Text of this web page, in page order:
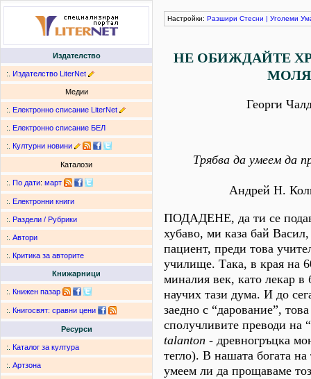
Издателство
:. Издателство LiterNet
Медии
:. Електронно списание LiterNet
:. Електронно списание БЕЛ
:. Културни новини
Каталози
:. По дати: март
:. Електронни книги
:. Раздели / Рубрики
:. Автори
:. Критика за авторите
Книжарници
:. Книжен пазар
:. Книгосвят: сравни цени
Ресурси
:. Каталог за култура
:. Артзона
Настройки: Разшири Стесни | Уголеми
НЕ ОБИЖДАЙТЕ
Георги
Трябва да умеем да
Андрей Н.
ПОДАДЕНЕ, да ти се
хубаво, ми каза бай
пациент, преди това
училище. Така, в края на
миналия век, като лекар в
научих тази дума. И до
заедно с “дарование”,
сполучливите преводи на
talanton - древногръцка
тегло). В нашата богата на
умеем ли да прощаваме